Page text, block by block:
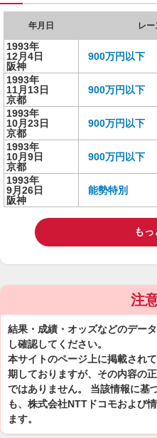
年月日 レー
1993年
12月4日
阪神
900万円以下
1993年
11月13日
京都
900万円以下
1993年
10月23日
京都
900万円以下
1993年
10月9日
京都
900万円以下
1993年
9月26日
阪神
能勢特別
もっ
注
結果・成績・オッズなどのデー
し確認してください。
本サイトのページ上に掲載され
期しておりますが、その内容の
ではありません。 当該情報に基
も、株式会社NTTドコモおよび
ます。